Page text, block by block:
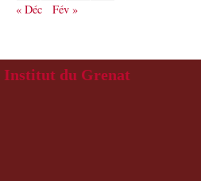
« Déc Fév »
Institut du Grenat